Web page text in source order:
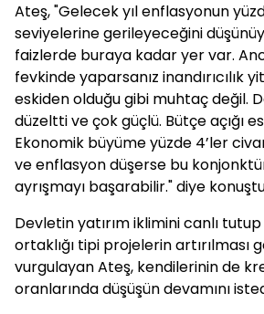
Ateş, "Gelecek yıl enflasyonun
seviyelerine gerileyeceğini
faizlerde buraya kadar yer var.
fevkinde yaparsanız inandırıcılık
eskiden olduğu gibi muhtaç değil.
düzeltti ve çok güçlü. Bütçe açığı
Ekonomik büyüme yüzde 4’ler
ve enflasyon düşerse bu
ayrışmayı başarabilir." diye
Devletin yatırım iklimini canlı
ortaklığı tipi projelerin artırılması
vurgulayan Ateş, kendilerinin de
oranlarında düşüşün devamını